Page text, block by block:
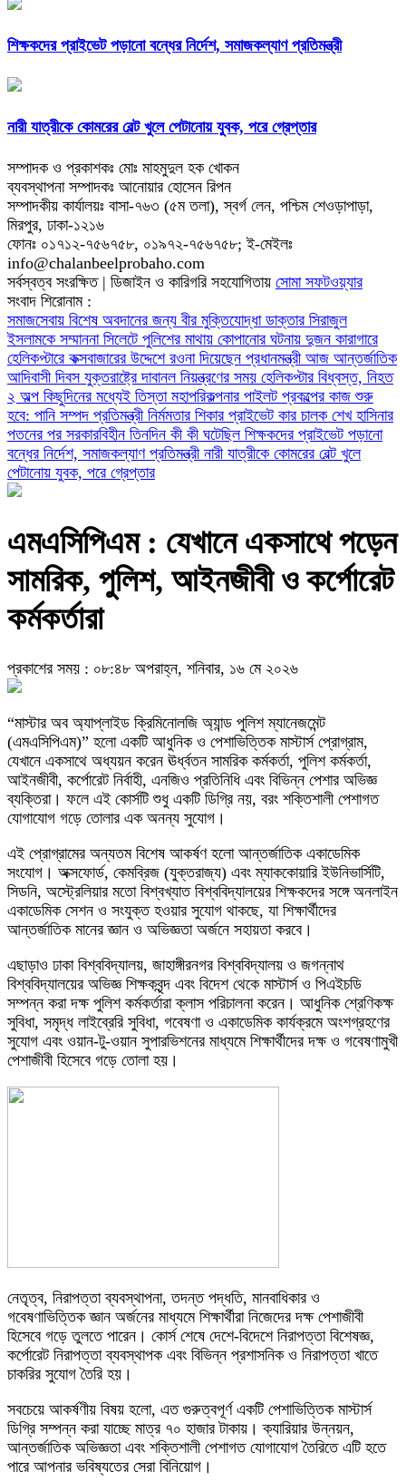
শিক্ষকদের প্রাইভেট পড়ানো বন্ধের নির্দেশ, সমাজকল্যাণ প্রতিমন্ত্রী
নারী যাত্রীকে কোমরের বেল্ট খুলে পেটানোয় যুবক, পরে গ্রেপ্তার
সম্পাদক ও প্রকাশকঃ মোঃ মাহমুদুল হক খোকন
ব্যবস্থাপনা সম্পাদকঃ আনোয়ার হোসেন রিপন
সম্পাদকীয় কার্যালয়ঃ বাসা-৭৬৩ (৫ম তলা), স্বর্গ লেন, পশ্চিম শেওড়াপাড়া,
মিরপুর, ঢাকা-১২১৬
ফোনঃ ০১৭১২-৭৫৬৭৫৮, ০১৯৭২-৭৫৬৭৫৮; ই-মেইলঃ
info@chalanbeelprobaho.com
সর্বস্বত্ব সংরক্ষিত | ডিজাইন ও কারিগরি সহযোগিতায় সোমা সফটওয়্যার
সংবাদ শিরোনাম :
সমাজসেবায় বিশেষ অবদানের জন্য বীর মুক্তিযোদ্ধা ডাক্তার সিরাজুল
ইসলামকে সম্মাননা সিলেটে পুলিশের মাথায় কোপানোর ঘটনায় দুজন কারাগারে
হেলিকপ্টারে কক্সবাজারের উদ্দেশে রওনা দিয়েছেন প্রধানমন্ত্রী আজ আন্তর্জাতিক
আদিবাসী দিবস যুক্তরাষ্ট্রে দাবানল নিয়ন্ত্রণের সময় হেলিকপ্টার বিধ্বস্ত, নিহত
২ অল্প কিছুদিনের মধ্যেই তিস্তা মহাপরিকল্পনার পাইলট প্রকল্পের কাজ শুরু
হবে: পানি সম্পদ প্রতিমন্ত্রী নির্মমতার শিকার প্রাইভেট কার চালক শেখ হাসিনার
পতনের পর সরকারবিহীন তিনদিন কী কী ঘটেছিল শিক্ষকদের প্রাইভেট পড়ানো
বন্ধের নির্দেশ, সমাজকল্যাণ প্রতিমন্ত্রী নারী যাত্রীকে কোমরের বেল্ট খুলে
পেটানোয় যুবক, পরে গ্রেপ্তার
এমএসিপিএম : যেখানে একসাথে পড়েন
সামরিক, পুলিশ, আইনজীবী ও কর্পোরেট
কর্মকর্তারা
প্রকাশের সময় : ০৮:৪৮ অপরাহ্ন, শনিবার, ১৬ মে ২০২৬
“মাস্টার অব অ্যাপ্লাইড ক্রিমিনোলজি অ্যান্ড পুলিশ ম্যানেজমেন্ট
(এমএসিপিএম)” হলো একটি আধুনিক ও পেশাভিত্তিক মাস্টার্স প্রোগ্রাম,
যেখানে একসাথে অধ্যয়ন করেন ঊর্ধ্বতন সামরিক কর্মকর্তা, পুলিশ কর্মকর্তা,
আইনজীবী, কর্পোরেট নির্বাহী, এনজিও প্রতিনিধি এবং বিভিন্ন পেশার অভিজ্ঞ
ব্যক্তিরা। ফলে এই কোর্সটি শুধু একটি ডিগ্রি নয়, বরং শক্তিশালী পেশাগত
যোগাযোগ গড়ে তোলার এক অনন্য সুযোগ।
এই প্রোগ্রামের অন্যতম বিশেষ আকর্ষণ হলো আন্তর্জাতিক একাডেমিক
সংযোগ। অক্সফোর্ড, কেমব্রিজ (যুক্তরাজ্য) এবং ম্যাককোয়ারি ইউনিভার্সিটি,
সিডনি, অস্ট্রেলিয়ার মতো বিশ্বখ্যাত বিশ্ববিদ্যালয়ের শিক্ষকদের সঙ্গে অনলাইন
একাডেমিক সেশন ও সংযুক্ত হওয়ার সুযোগ থাকছে, যা শিক্ষার্থীদের
আন্তর্জাতিক মানের জ্ঞান ও অভিজ্ঞতা অর্জনে সহায়তা করবে।
এছাড়াও ঢাকা বিশ্ববিদ্যালয়, জাহাঙ্গীরনগর বিশ্ববিদ্যালয় ও জগন্নাথ
বিশ্ববিদ্যালয়ের অভিজ্ঞ শিক্ষকবৃন্দ এবং বিদেশ থেকে মাস্টার্স ও পিএইচডি
সম্পন্ন করা দক্ষ পুলিশ কর্মকর্তারা ক্লাস পরিচালনা করেন। আধুনিক শ্রেণিকক্ষ
সুবিধা, সমৃদ্ধ লাইব্রেরি সুবিধা, গবেষণা ও একাডেমিক কার্যক্রমে অংশগ্রহণের
সুযোগ এবং ওয়ান-টু-ওয়ান সুপারভিশনের মাধ্যমে শিক্ষার্থীদের দক্ষ ও গবেষণামুখী
পেশাজীবী হিসেবে গড়ে তোলা হয়।
নেতৃত্ব, নিরাপত্তা ব্যবস্থাপনা, তদন্ত পদ্ধতি, মানবাধিকার ও
গবেষণাভিত্তিক জ্ঞান অর্জনের মাধ্যমে শিক্ষার্থীরা নিজেদের দক্ষ পেশাজীবী
হিসেবে গড়ে তুলতে পারেন। কোর্স শেষে দেশে-বিদেশে নিরাপত্তা বিশেষজ্ঞ,
কর্পোরেট নিরাপত্তা ব্যবস্থাপক এবং বিভিন্ন প্রশাসনিক ও নিরাপত্তা খাতে
চাকরির সুযোগ তৈরি হয়।
সবচেয়ে আকর্ষণীয় বিষয় হলো, এত গুরুত্বপূর্ণ একটি পেশাভিত্তিক মাস্টার্স
ডিগ্রি সম্পন্ন করা যাচ্ছে মাত্র ৭০ হাজার টাকায়। ক্যারিয়ার উন্নয়ন,
আন্তর্জাতিক অভিজ্ঞতা এবং শক্তিশালী পেশাগত যোগাযোগ তৈরিতে এটি হতে
পারে আপনার ভবিষ্যতের সেরা বিনিয়োগ।